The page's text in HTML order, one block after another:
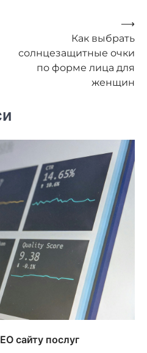
Как выбрать
солнцезащитные очки
по форме лица для
женщин
⟶
сайту послуг